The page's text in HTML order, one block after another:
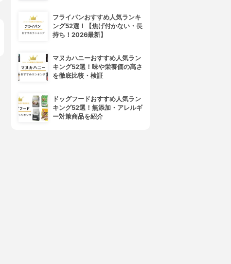
フライパンおすすめ人気ランキ
ング52選！【焦げ付かない・長
持ち！2026最新】
マヌカハニーおすすめ人気ラン
キング52選！味や栄養価の高さ
を徹底比較・検証
ドッグフードおすすめ人気ラン
キング52選！無添加・アレルギ
ー対策商品を紹介